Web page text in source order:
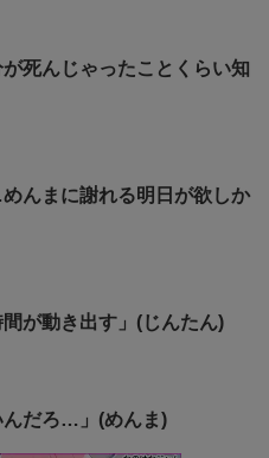
死んじゃったことくらい知
んまに謝れる明日が欲しか
が動き出す」(じんたん)
んだろ…」(めんま)